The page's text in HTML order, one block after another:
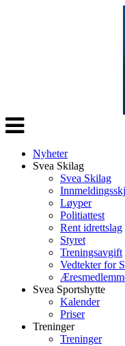
Veksle
navigasjon
Nyheter
Svea Skilag
Svea Skilag
Løyper
Politiattest
Rent idrettslag
Styret
Treningsavgift
Vedtekter for
Svea Sportshytte
Kalender
Priser
Treninger
Treninger